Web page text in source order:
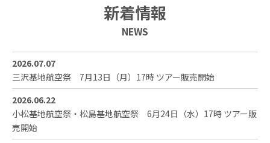
新着情報
NEWS
2026.07.07
三沢基地航空祭 7月13日（月）17時 ツアー販売開始
2026.06.22
小松基地航空祭・松島基地航空祭 6月24日（水）17時 ツアー販
売開始